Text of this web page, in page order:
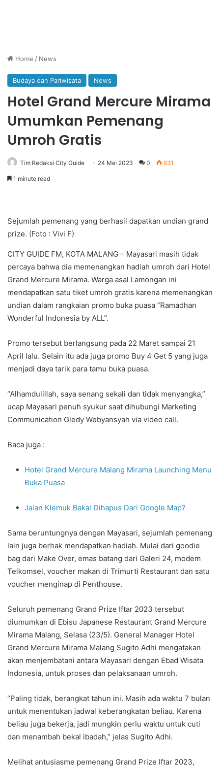
Home / News
Budaya dan Pariwisata News
Hotel Grand Mercure Mirama
Umumkan Pemenang
Umroh Gratis
Tim Redaksi City Guide 24 Mei 2023 0 631
1 minute read
Sejumlah pemenang yang berhasil dapatkan undian grand
prize. (Foto : Vivi F)
CITY GUIDE FM, KOTA MALANG – Mayasari masih tidak
percaya bahwa dia memenangkan hadiah umroh dari Hotel
Grand Mercure Mirama. Warga asal Lamongan ini
mendapatkan satu tiket umroh gratis karena memenangkan
undian dalam rangkaian promo buka puasa “Ramadhan
Wonderful Indonesia by ALL”.
Promo tersebut berlangsung pada 22 Maret sampai 21
April lalu. Selain itu ada juga promo Buy 4 Get 5 yang juga
menjadi daya tarik para tamu buka puasa.
“Alhamdulillah, saya senang sekali dan tidak menyangka,”
ucap Mayasari penuh syukur saat dihubungi Marketing
Communication Gledy Webyansyah via video call.
Baca juga :
Hotel Grand Mercure Malang Mirama Launching Menu
Buka Puasa
Jalan Klemuk Bakal Dihapus Dari Google Map?
Sama beruntungnya dengan Mayasari, sejumlah pemenang
lain juga berhak mendapatkan hadiah. Mulai dari goodie
bag dari Make Over, emas batang dari Galeri 24, modem
Telkomsel, voucher makan di Trimurti Restaurant dan satu
voucher menginap di Penthouse.
Seluruh pemenang Grand Prize Iftar 2023 tersebut
diumumkan di Ebisu Japanese Restaurant Grand Mercure
Mirama Malang, Selasa (23/5). General Manager Hotel
Grand Mercure Mirama Malang Sugito Adhi mengatakan
akan menjembatani antara Mayasari dengan Ebad Wisata
Indonesia, untuk proses dan pelaksanaan umroh.
“Paling tidak, berangkat tahun ini. Masih ada waktu 7 bulan
untuk menentukan jadwal keberangkatan beliau. Karena
beliau juga bekerja, jadi mungkin perlu waktu untuk cuti
dan menambah bekal ibadah,” jelas Sugito Adhi.
Melihat antusiasme pemenang Grand Prize Iftar 2023,